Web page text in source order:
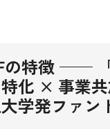
特徴 ──
化 × 事業
学発ファン